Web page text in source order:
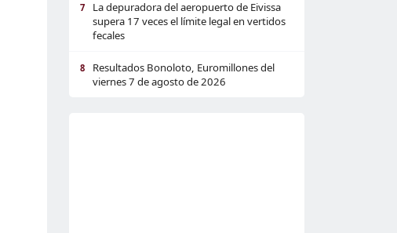
7
La depuradora del aeropuerto de Eivissa
supera 17 veces el límite legal en vertidos
fecales
8
Resultados Bonoloto, Euromillones del
viernes 7 de agosto de 2026